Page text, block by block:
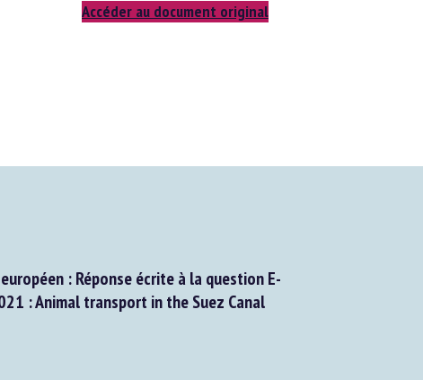
Accéder au document original
: Réponse écrite à la question E-
: Animal transport in the Suez Canal